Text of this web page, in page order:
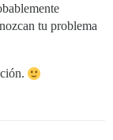
tu problema